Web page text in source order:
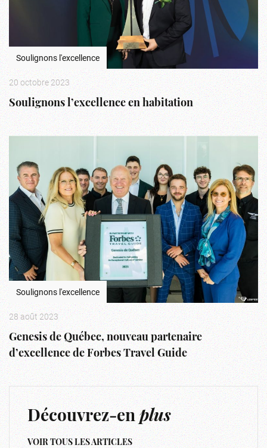
Soulignons l'excellence
20 octobre 2023
Soulignons l’excellence en habitation
Soulignons l'excellence
28 août 2023
Genesis de Québec, nouveau partenaire
d’excellence de Forbes Travel Guide
Découvrez-enplus
VOIR TOUS LES ARTICLES